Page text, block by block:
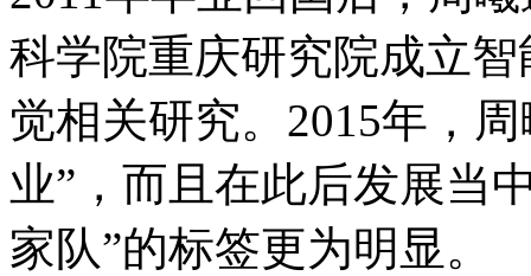
科学院重庆研究院成立
觉相关研究。2015年，
业”，而且在此后发展当
家队”的标签更为明显。